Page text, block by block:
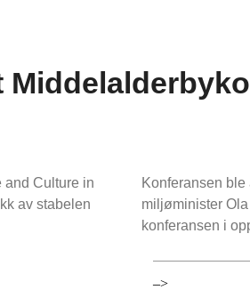
and Culture in
av stabelen
Konferansen
miljøminister
konferansen i
–>